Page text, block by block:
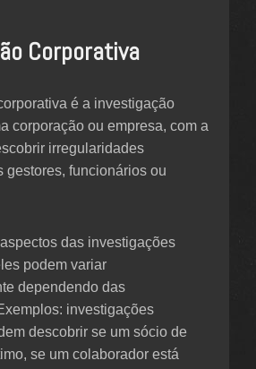
Corporativa
é a investigação
corporação ou empresa, com a
irregularidades
gestores, funcionários ou
das investigações
podem variar
dependendo das
investigações
descobrir se um sócio de
se um colaborador está